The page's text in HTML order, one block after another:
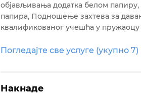
објављивања додатка белом папиру
папира Подношење захтева за
квалификованог учешћа у
Погледајте све услуге (укупно 7)
Накнаде